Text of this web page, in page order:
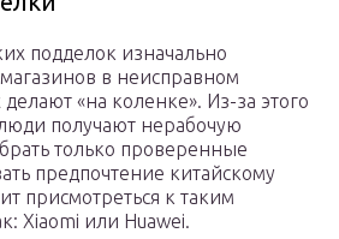
подделок изначально
в неисправном
делают «на коленке». Из-за этого
люди получают нерабочую
только проверенные
предпочтение китайскому
присмотреться к таким
Xiaomi или Huawei.